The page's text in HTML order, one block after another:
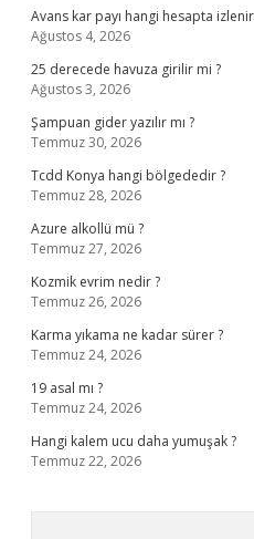
Avans kar payı hangi hesapta
Ağustos 4, 2026
25 derecede havuza girilir mi ?
Ağustos 3, 2026
Şampuan gider yazılır mı ?
Temmuz 30, 2026
Tcdd Konya hangi bölgededir ?
Temmuz 28, 2026
Azure alkollü mü ?
Temmuz 27, 2026
Kozmik evrim nedir ?
Temmuz 26, 2026
Karma yıkama ne kadar sürer ?
Temmuz 24, 2026
19 asal mı ?
Temmuz 24, 2026
Hangi kalem ucu daha yumuşak ?
Temmuz 22, 2026